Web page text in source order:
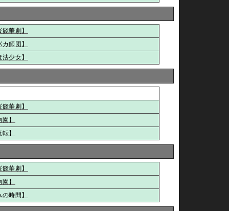
餞華劇】
カ師団】
法少女】
餞華劇】
園】
転】
餞華劇】
園】
の時間】